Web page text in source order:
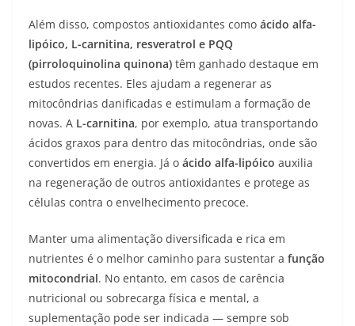
Além disso, compostos antioxidantes como ácido alfa-
lipóico, L-carnitina, resveratrol e PQQ
(pirroloquinolina quinona) têm ganhado destaque em
estudos recentes. Eles ajudam a regenerar as
mitocôndrias danificadas e estimulam a formação de
novas. A L-carnitina, por exemplo, atua transportando
ácidos graxos para dentro das mitocôndrias, onde são
convertidos em energia. Já o ácido alfa-lipóico auxilia
na regeneração de outros antioxidantes e protege as
células contra o envelhecimento precoce.
Manter uma alimentação diversificada e rica em
nutrientes é o melhor caminho para sustentar a função
mitocondrial. No entanto, em casos de carência
nutricional ou sobrecarga física e mental, a
suplementação pode ser indicada — sempre sob